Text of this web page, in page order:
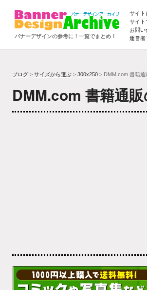
バナーデザインの参考に！一覧でまとめ！
サイト
サイト
お問い
運営者
ブログ > サイズから選ぶ > 300x250 > DMM.com 書籍通
DMM.com 書籍通